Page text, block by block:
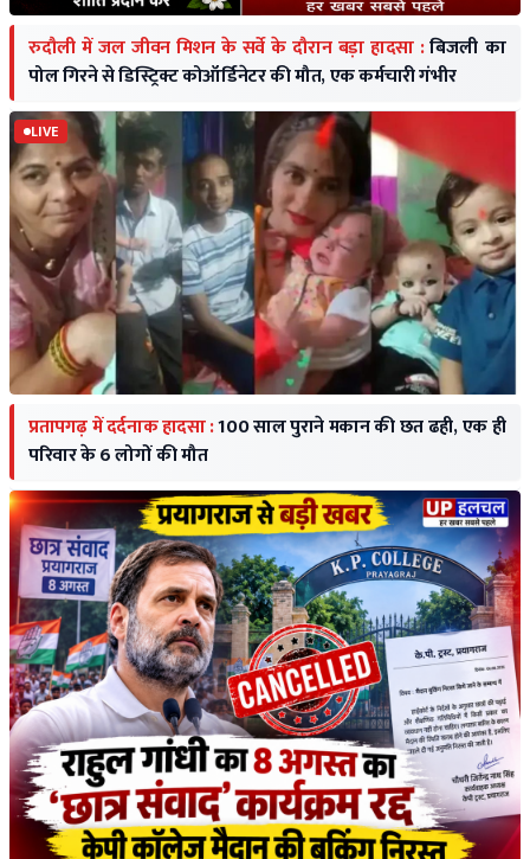
रुदौली में जल जीवन मिशन के सर्वे के दौरान बड़ा हादसा :बिजली का
पोल गिरने से डिस्ट्रिक्ट कोऑर्डिनेटर की मौत, एक कर्मचारी गंभीर
LIVE
प्रतापगढ़ में दर्दनाक हादसा :100 साल पुराने मकान की छत ढही, एक ही
परिवार के 6 लोगों की मौत